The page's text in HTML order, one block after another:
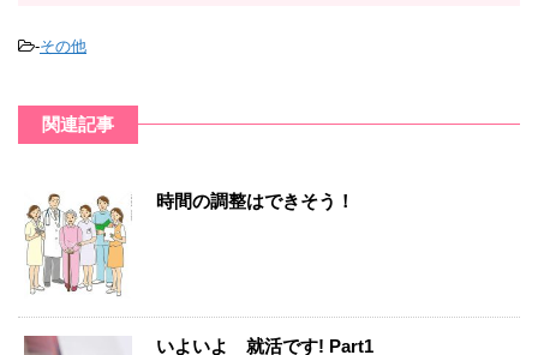
-その他
関連記事
時間の調整はできそう！
いよいよ 就活です! Part1